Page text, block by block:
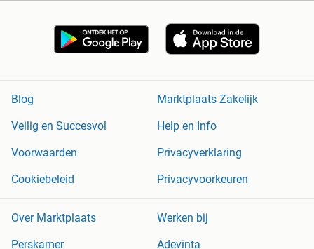
Blog
Marktplaats Zakelijk
Veilig en Succesvol
Help en Info
Voorwaarden
Privacyverklaring
Cookiebeleid
Privacyvoorkeuren
Over Marktplaats
Werken bij
Perskamer
Adevinta